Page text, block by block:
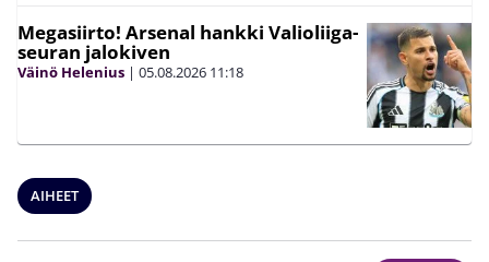
Megasiirto! Arsenal hankki Valioliiga-
seuran jalokiven
Väinö Helenius | 05.08.2026 11:18
AIHEET